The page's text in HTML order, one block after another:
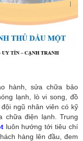
hành, sửa chữa bảo
lạnh, lò vi song, đồ
ngũ nhân viên có kỹ
chữa điện lạnh. Trung
luôn hướng tới tiêu chí
hàng lên đầu, đem